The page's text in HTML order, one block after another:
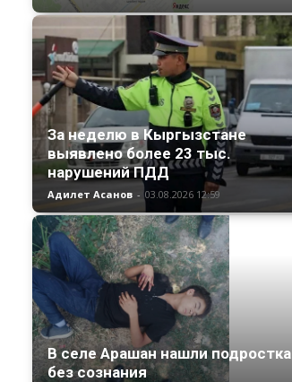
За неделю в Кыргызстане
выявлено более 23 тыс.
нарушений ПДД
Адилет Асанов - 03.08.2026 12:59
В селе Арашан нашли подростка
без сознания